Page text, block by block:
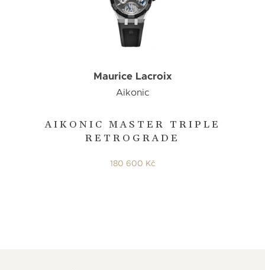
AIKONIC MASTER TRIPLE
RETROGRADE
Maurice Lacroix
Aikonic
180 600 Kč